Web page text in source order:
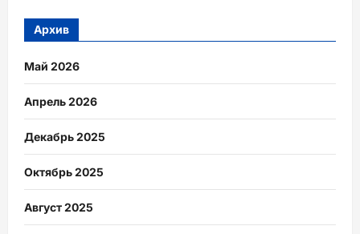
Архив
Май 2026
Апрель 2026
Декабрь 2025
Октябрь 2025
Август 2025